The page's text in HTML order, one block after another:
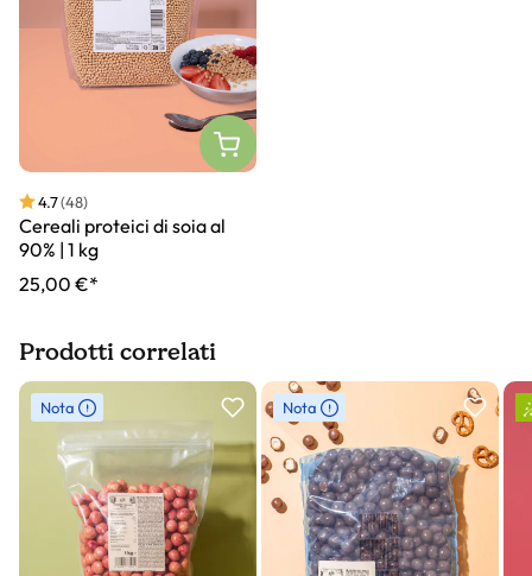
4.7(48)
Cereali proteici di soia al
90% | 1 kg
25,00 €*
Prodotti correlati
Slider prodotto
Nota Nota